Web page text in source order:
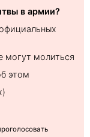
в армии?
могут молиться
этом